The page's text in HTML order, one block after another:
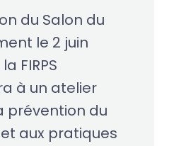
du Salon du
le 2 juin
FIRPS
à un atelier
prévention du
aux pratiques